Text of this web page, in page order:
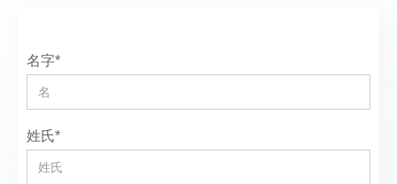
名字*
姓氏*